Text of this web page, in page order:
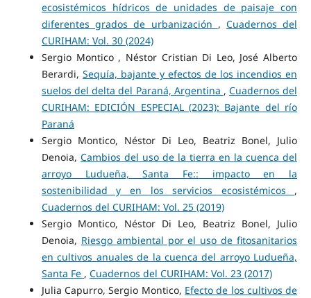
ecosistémicos hídricos de unidades de paisaje con
diferentes grados de urbanización , Cuadernos del
CURIHAM: Vol. 30 (2024)
Sergio Montico , Néstor Cristian Di Leo, José Alberto
Berardi, Sequía, bajante y efectos de los incendios en
suelos del delta del Paraná, Argentina , Cuadernos del
CURIHAM: EDICIÓN ESPECIAL (2023): Bajante del río
Paraná
Sergio Montico, Néstor Di Leo, Beatriz Bonel, Julio
Denoia, Cambios del uso de la tierra en la cuenca del
arroyo Ludueña, Santa Fe:: impacto en la
sostenibilidad y en los servicios ecosistémicos ,
Cuadernos del CURIHAM: Vol. 25 (2019)
Sergio Montico, Néstor Di Leo, Beatriz Bonel, Julio
Denoia, Riesgo ambiental por el uso de fitosanitarios
en cultivos anuales de la cuenca del arroyo Ludueña,
Santa Fe , Cuadernos del CURIHAM: Vol. 23 (2017)
Julia Capurro, Sergio Montico, Efecto de los cultivos de